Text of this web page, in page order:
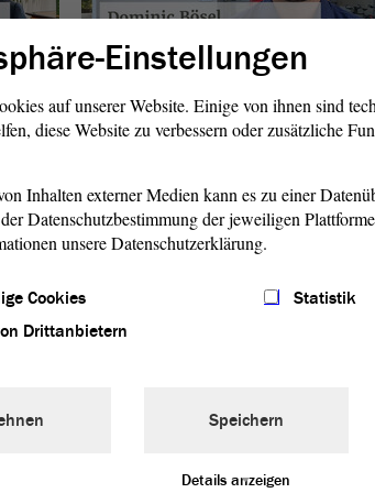
Box-Weltmeister
weiterlesen
Einstellungen
auf unserer Website. Einige von ihnen sind
diese Website zu verbessern oder zusätzliche
Inhalten externer Medien kann es zu einer
Datenschutzbestimmung der jeweiligen
unsere Datenschutzerklärung.
Cookies
Statistik
Drittanbietern
Speichern
Details anzeigen